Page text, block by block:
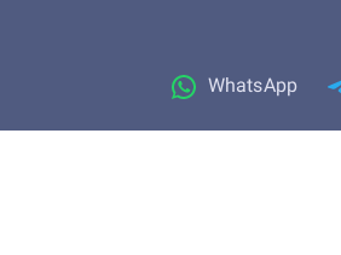
WhatsApp